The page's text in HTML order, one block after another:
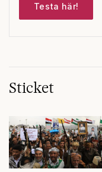
Testa här!
Sticket